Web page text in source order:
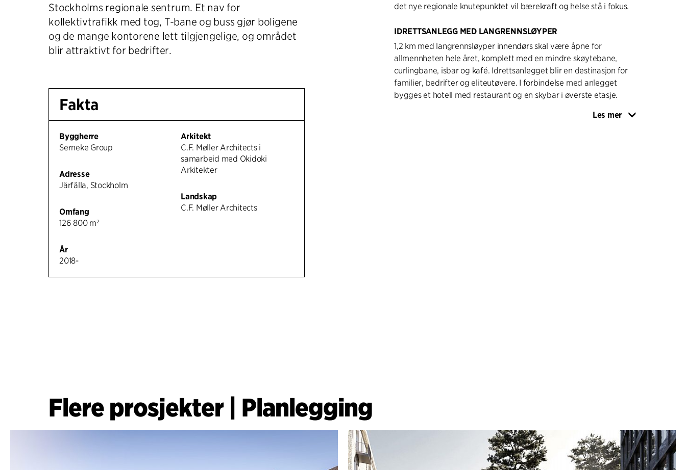
Stockholms regionale sentrum. Et nav for
kollektivtrafikk med tog, T-bane og buss gjør boligene
og de mange kontorene lett tilgjengelige, og området
blir attraktivt for bedrifter.
Fakta
Byggherre
Serneke Group
Adresse
Järfälla, Stockholm
Omfang
126 800 m²
År
2018-
Arkitekt
C.F. Møller Architects i
samarbeid med Okidoki
Arkitekter
Landskap
C.F. Møller Architects
det nye regionale knutepunktet vil bærekraft og helse stå i fokus.
IDRETTSANLEGG MED LANGRENNSLØYPER
1,2 km med langrennsløyper innendørs skal være åpne for
allmennheten hele året, komplett med en mindre skøytebane,
curlingbane, isbar og kafé. Idrettsanlegget blir en destinasjon for
familier, bedrifter og eliteutøvere. I forbindelse med anlegget
bygges et hotell med restaurant og en skybar i øverste etasje.
Bebyggelsen er tilpasset og danner en beskyttelse mot
Les mer
Flere prosjekter| Planlegging